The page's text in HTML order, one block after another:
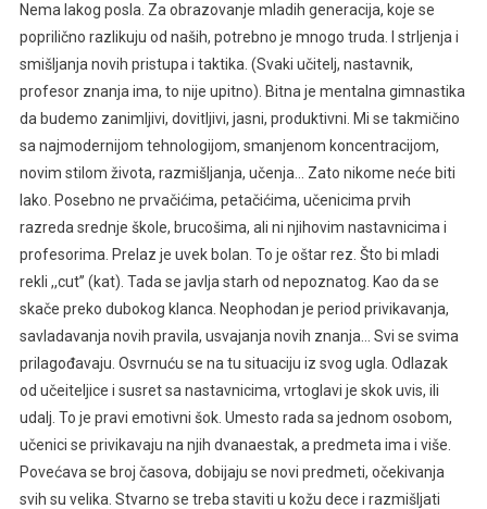
Nema lakog posla. Za obrazovanje mladih generacija, koje se
poprilično razlikuju od naših, potrebno je mnogo truda. I strljenja i
smišljanja novih pristupa i taktika. (Svaki učitelj, nastavnik,
profesor znanja ima, to nije upitno). Bitna je mentalna gimnastika
da budemo zanimljivi, dovitljivi, jasni, produktivni. Mi se takmičino
sa najmodernijom tehnologijom, smanjenom koncentracijom,
novim stilom života, razmišljanja, učenja… Zato nikome neće biti
lako. Posebno ne prvačićima, petačićima, učenicima prvih
razreda srednje škole, brucošima, ali ni njihovim nastavnicima i
profesorima. Prelaz je uvek bolan. To je oštar rez. Što bi mladi
rekli ,,cut’’ (kat). Tada se javlja starh od nepoznatog. Kao da se
skače preko dubokog klanca. Neophodan je period privikavanja,
savladavanja novih pravila, usvajanja novih znanja… Svi se svima
prilagođavaju. Osvrnuću se na tu situaciju iz svog ugla. Odlazak
od učeiteljice i susret sa nastavnicima, vrtoglavi je skok uvis, ili
udalj. To je pravi emotivni šok. Umesto rada sa jednom osobom,
učenici se privikavaju na njih dvanaestak, a predmeta ima i više.
Povećava se broj časova, dobijaju se novi predmeti, očekivanja
svih su velika. Stvarno se treba staviti u kožu dece i razmišljati